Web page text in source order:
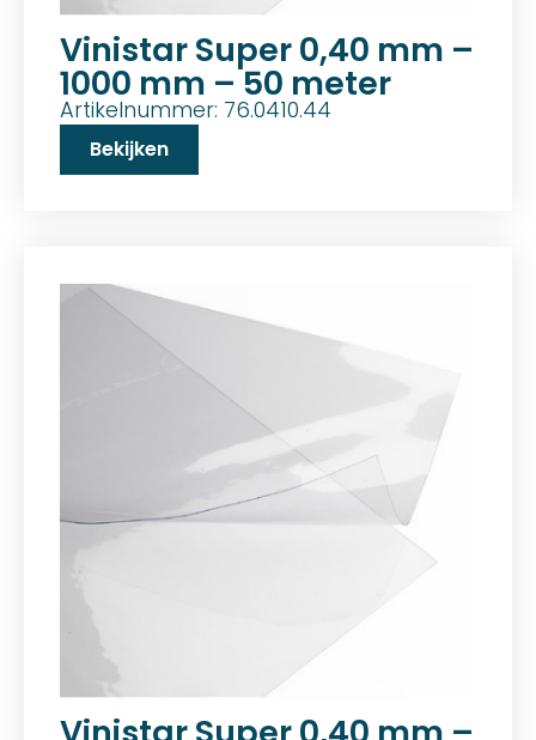
Vinistar Super 0,40 mm –
1000 mm – 50 meter
Artikelnummer: 76.0410.44
Bekijken